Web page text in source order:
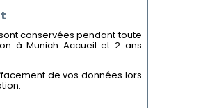
conservées pendant toute
à Munich Accueil et 2 ans
de vos données lors